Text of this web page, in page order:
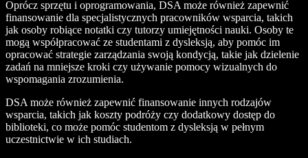
Oprócz sprzętu i oprogramowania, DSA może również zapewnić
finansowanie dla specjalistycznych pracowników wsparcia, takich
jak osoby robiące notatki czy tutorzy umiejętności nauki. Osoby te
mogą współpracować ze studentami z dysleksją, aby pomóc im
opracować strategie zarządzania swoją kondycją, takie jak dzielenie
zadań na mniejsze kroki czy używanie pomocy wizualnych do
wspomagania zrozumienia.
DSA może również zapewnić finansowanie innych rodzajów
wsparcia, takich jak koszty podróży czy dodatkowy dostęp do
biblioteki, co może pomóc studentom z dysleksją w pełnym
uczestnictwie w ich studiach.